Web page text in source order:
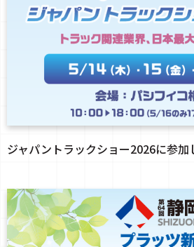
ジャパントラックショー2026に参加